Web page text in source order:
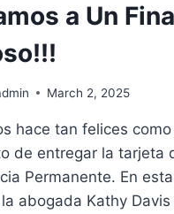
a Un
March 2, 2025
hace tan felices como
de entregar la tarjeta
Permanente. En esta
abogada Kathy Davis